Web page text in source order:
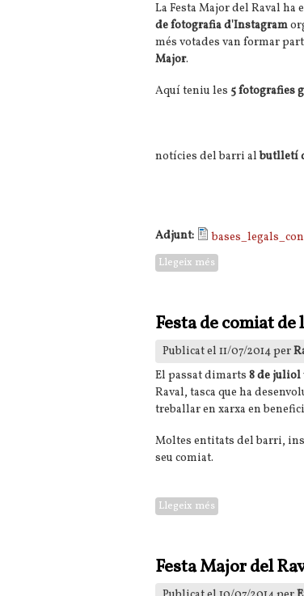
La Festa Major del Raval
de fotografia d'Instagram
més votades van formar
Major.
Aquí teniu les 5 fotografies
notícies del barri albutlletí
Adjunt:
Llegeix més
Festa de comiat
Publicat el 11/07/2014 per
El passat dimarts 8 de juliol
Raval, tasca que ha
treballar en xarxa en
Moltes entitats del barri,
seu comiat.
Llegeix més
Festa Major del